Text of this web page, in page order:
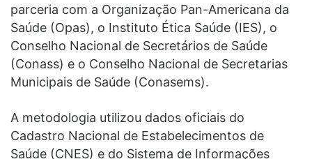
parceria com a Organização Pan-Americana da
Saúde (Opas), o Instituto Ética Saúde (IES), o
Conselho Nacional de Secretários de Saúde
(Conass) e o Conselho Nacional de Secretarias
Municipais de Saúde (Conasems).
A metodologia utilizou dados oficiais do
Cadastro Nacional de Estabelecimentos de
Saúde (CNES) e do Sistema de Informações